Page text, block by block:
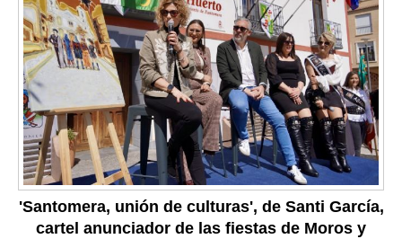
'Santomera, unión de culturas', de Santi García,
cartel anunciador de las fiestas de Moros y